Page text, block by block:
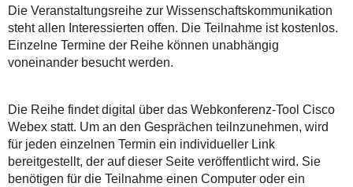
Die Veranstaltungsreihe zur Wissenschaftskommunikation
steht allen Interessierten offen. Die Teilnahme ist kostenlos.
Einzelne Termine der Reihe können unabhängig
voneinander besucht werden.
Die Reihe findet digital über das Webkonferenz-Tool Cisco
Webex statt. Um an den Gesprächen teilnzunehmen, wird
für jeden einzelnen Termin ein individueller Link
bereitgestellt, der auf dieser Seite veröffentlicht wird. Sie
benötigen für die Teilnahme einen Computer oder ein